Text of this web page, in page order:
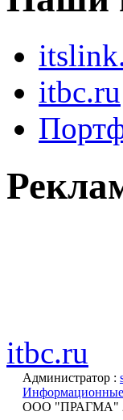
itbc.ru
itbc.ru
Администратор :
Информационные
ООО "ПРАГМА"